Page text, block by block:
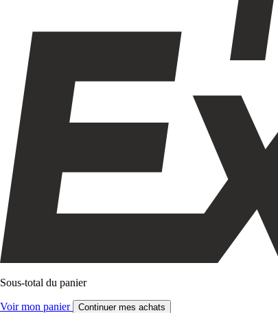
Sous-total du panier
Voir mon panier Continuer mes achats